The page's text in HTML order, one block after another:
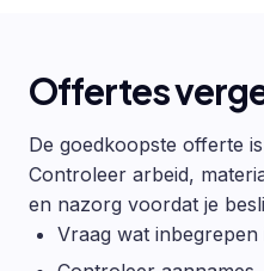
Offertes
De goedkoopste offerte
Controleer arbeid,
en nazorg voordat je
Vraag wat inbegrepen